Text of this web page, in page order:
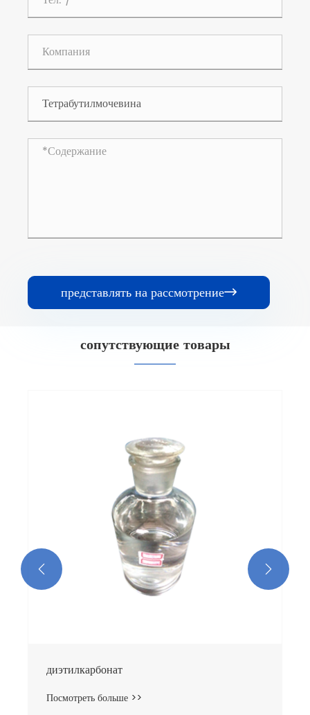
представлять на рассмотрение
сопутствующие товары
диэтилкарбонат
Посмотреть больше >>
 